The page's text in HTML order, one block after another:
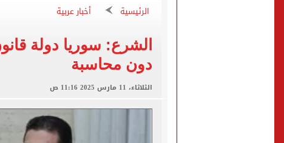
الكشف عن قصر محمد صلاح
برشلونة يطرح تذاكر مواجهة
الرئيسية أخبار عربية
الشرع: سوريا دولة
دون محاسبة
الثلاثاء، 11 مارس 2025 11:16 ص